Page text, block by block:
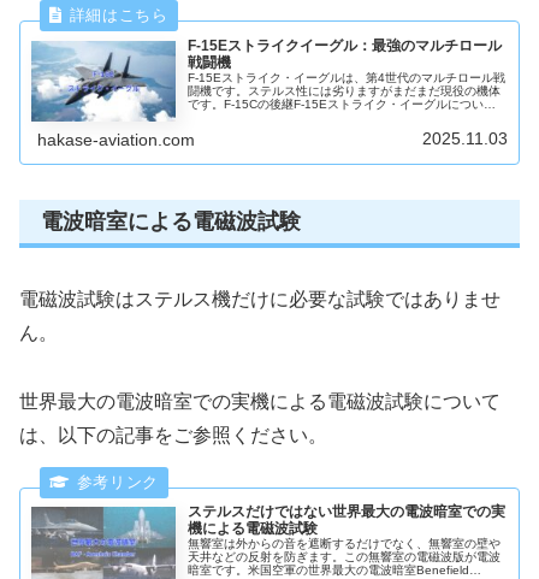
F-15Eストライクイーグル：最強のマルチロール
戦闘機
F-15Eストライク・イーグルは、第4世代のマルチロール戦
闘機です。ステルス性には劣りますがまだまだ現役の機体
です。F-15Cの後継F-15Eストライク・イーグルについ
hakase-aviation.com 2025.11.03
電波暗室による電磁波試験
電磁波試験はステルス機だけに必要な試験ではありませ
ん。
世界最大の電波暗室での実機による電磁波試験について
は、以下の記事をご参照ください。
ステルスだけではない世界最大の電波暗室での実
機による電磁波試験
無響室は外からの音を遮断するだけでなく、無響室の壁や
天井などの反射を防ぎます。この無響室の電磁波版が電波
暗室です。米国空軍の世界最大の電波暗室Benefield